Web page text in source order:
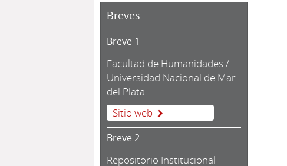
Breves
Breve 1
Facultad de Humanidades /
Universidad Nacional de Mar
del Plata
Sitio web
Breve 2
Repositorio Institucional